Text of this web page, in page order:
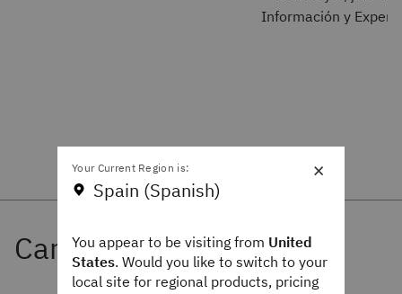
Información y
Cartera de watsonx
×
Your Current Region is:
Spain (Spanish)
You appear to be visiting from United
States. Would you like to switch to your
local site for regional products, pricing